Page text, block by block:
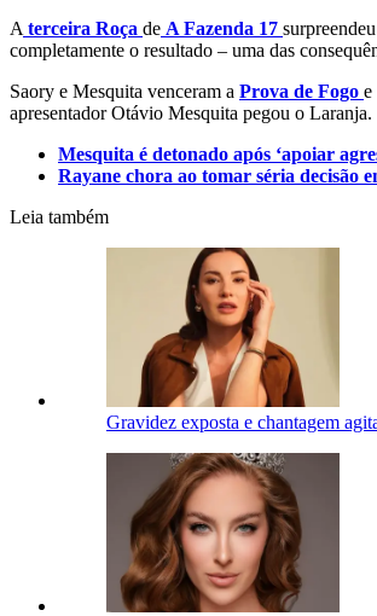
A terceira Roça de A Fazenda 17
completamente o resultado – uma das
Saory e Mesquita venceram a Prova de Fogo e
apresentador Otávio Mesquita pegou o Laranja.
Mesquita é detonado após ‘apoiar
Rayane chora ao tomar séria decisão
Leia também
Gravidez exposta e chantagem